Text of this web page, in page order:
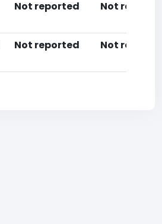
Not reported Not
Not reported Not